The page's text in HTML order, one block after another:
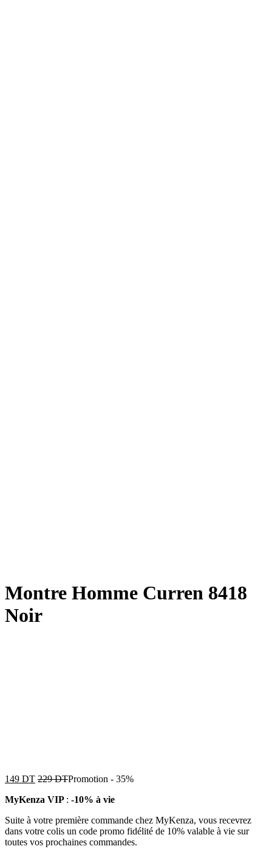
Montre Homme Curren 8418
Noir
149 DT 229DTPromotion - 35%
MyKenza VIP : -10% à vie
Suite à votre première commande chez MyKenza, vous recevrez
dans votre colis un code promo fidélité de 10% valable à vie sur
toutes vos prochaines commandes.